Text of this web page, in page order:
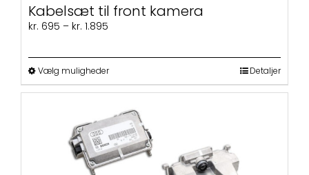
Kabelsæt til front kamera
kr. 695 – kr. 1.895
kr. 1.895
Vælg mulighederDette
vare
flere
varianter.
Mulighederne
kan
vælges
Detaljer